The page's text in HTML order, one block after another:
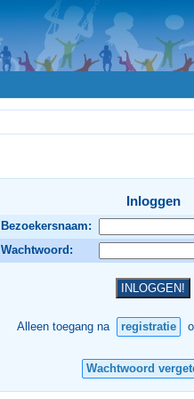
Inloggen
Bezoekersnaam:
Wachtwoord:
Alleen toegang na registratie
Wachtwoord